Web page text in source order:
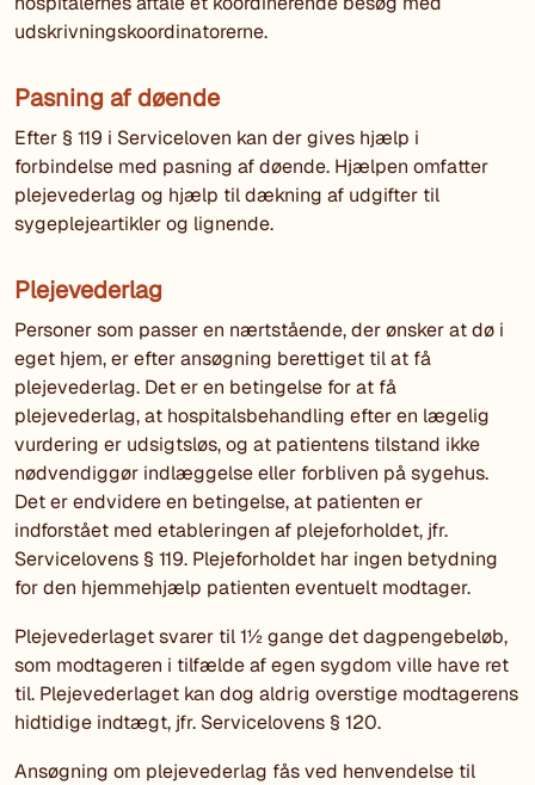
udskrivningskoordinatorerne.
Pasning af døende
Efter § 119 i Serviceloven kan der gives hjælp i
forbindelse med pasning af døende. Hjælpen omfatter
plejevederlag og hjælp til dækning af udgifter til
sygeplejeartikler og lignende.
Plejevederlag
Personer som passer en nærtstående, der ønsker at dø i
eget hjem, er efter ansøgning berettiget til at få
plejevederlag. Det er en betingelse for at få
plejevederlag, at hospitalsbehandling efter en lægelig
vurdering er udsigtsløs, og at patientens tilstand ikke
nødvendiggør indlæggelse eller forbliven på sygehus.
Det er endvidere en betingelse, at patienten er
indforstået med etableringen af plejeforholdet, jfr.
Servicelovens § 119. Plejeforholdet har ingen betydning
for den hjemmehjælp patienten eventuelt modtager.
Plejevederlaget svarer til 1½ gange det dagpengebeløb,
som modtageren i tilfælde af egen sygdom ville have ret
til. Plejevederlaget kan dog aldrig overstige modtagerens
hidtidige indtægt, jfr. Servicelovens § 120.
Ansøgning om plejevederlag fås ved henvendelse til